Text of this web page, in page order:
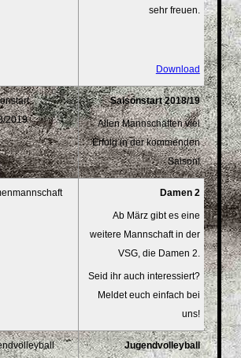
sehr freuen.
Download
2019
Saisonstart 2018/19
Allen Mannschaften viel
Erfolg in der kommenden
Saison!
Damen 2
Ab März gibt es eine
weitere Mannschaft in der
VSG, die Damen 2.
Seid ihr auch interessiert?
Meldet euch einfach bei
uns!
Jugendvolleyball